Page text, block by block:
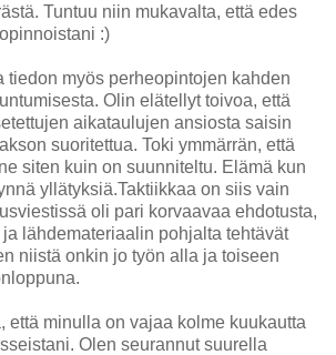
Tuntuu niin mukavalta, että edes
:)
tiedon myös perheopintojen kahden
Olin elätellyt toivoa, että
aikataulujen ansiosta saisin
suoritettua. Toki ymmärrän, että
siten kuin on suunniteltu. Elämä kun
yllätyksiä.Taktiikkaa on siis vain
oli pari korvaavaa ehdotusta,
lähdemateriaalin pohjalta tehtävät
niistä onkin jo työn alla ja toiseen
että minulla on vajaa kolme kuukautta
Olen seurannut suurella